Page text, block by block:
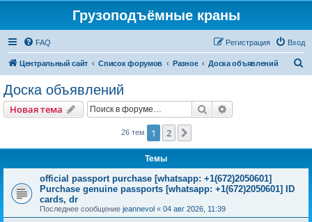
Грузоподъёмные краны
FAQ Вход
Регистрация
Центральный сайт Список форумов Разное Доска объявлений
Доска объявлений
Новая тема Поиск
26 тем 1 2
Темы
official passport purchase [whatsapp: +1(672)2050601]
Purchase genuine passports [whatsapp: +1(672)2050601] ID
cards, dr
Последнее сообщение jeannevol « 04 авг 2026, 11:39